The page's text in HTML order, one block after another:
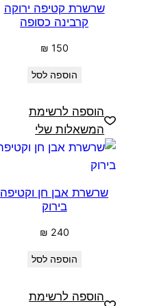
שרשרת קטיפה ירוקה
קרבינה כסופה
₪ 150
הוספה לסל
הוספה לרשימת
המשאלות שלי
שרשרת אבן חן וקטיפה
בירוק
₪ 240
הוספה לסל
הוספה לרשימת